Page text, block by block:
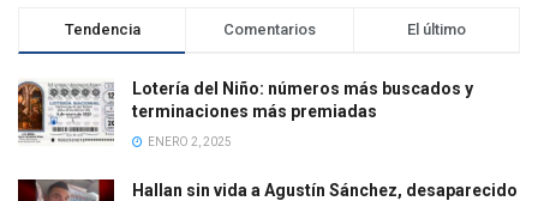
Tendencia Comentarios El último
Lotería del Niño: números más buscados y
terminaciones más premiadas
ENERO 2, 2025
Hallan sin vida a Agustín Sánchez, desaparecido